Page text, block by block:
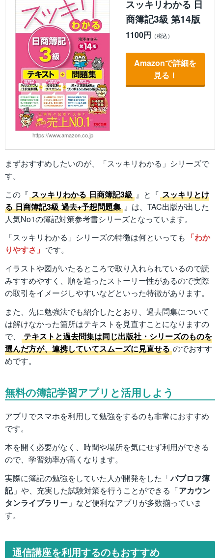
https://www.amazon.co.jp
スッキリわかる 日
商簿記3級 第14版
1100円
Amazonで詳細を
見る！
まずおすすめしたいのが、「スッキリわかる」シリーズで
す。
この『 スッキリわかる 日商簿記3級 』と『 スッキリとけ
る 日商簿記3級 過去+予想問題集 』は、TAC出版が出した
人気No1の簿記対策参考書シリーズとなっています。
「スッキリわかる」シリーズの特徴は何といっても 「わか
りやすさ」 です。
イラストや図がいたるところで取り入れられているので読
みすすめやすく、順を追ったストーリー性があるので実際
の取引をイメージしやすいなどといった特徴があります。
また、先に勉強法でも紹介したとおり、過去問集について
は解けなかった箇所はテキストを見直すことになりますの
で、
テキストと過去問集は同じ出版社・シリーズのものを
選んだ方が、連携していてスムーズに見直せる のでおすす
めです。
無料の簿記学習アプリと活用しよう
アプリでスマホを利用して勉強をするのも非常におすすめ
です。
本を開く必要がなく、時間や場所を気にせず利用ができる
ので、学習効率が高くなります。
実際に簿記の勉強をしていた人が開発をした「パブロフ簿
記 」や、充実した試験対策を行うことができる「アカウン
タンライブラリー 」など便利なアプリが多数揃っていま
す。
通信講座を利用するのもおすすめ